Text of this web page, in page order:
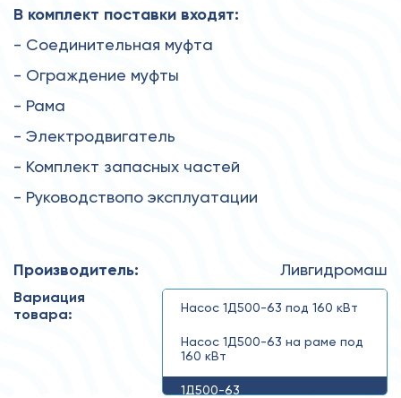
В комплект поставки входят:
- Соединительная муфта
- Ограждение муфты
- Рама
- Электродвигатель
- Комплект запасных частей
- Руководствопо эксплуатации
Производитель: Ливгидромаш
Вариация
товара:
Насос 1Д500-63 под 160 кВт
Насос 1Д500-63 на раме под
160 кВт
1Д500-63